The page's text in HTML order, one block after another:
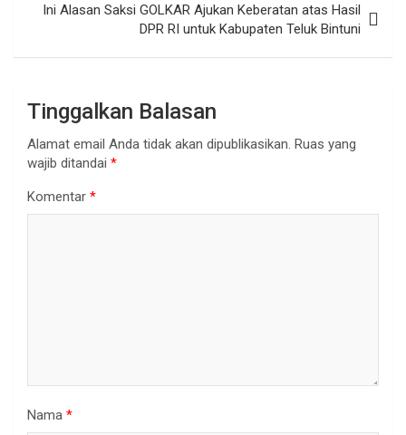
Ini Alasan Saksi GOLKAR Ajukan Keberatan atas Hasil
DPR RI untuk Kabupaten Teluk Bintuni
Tinggalkan Balasan
Alamat email Anda tidak akan dipublikasikan. Ruas yang
wajib ditandai *
Komentar *
Nama *